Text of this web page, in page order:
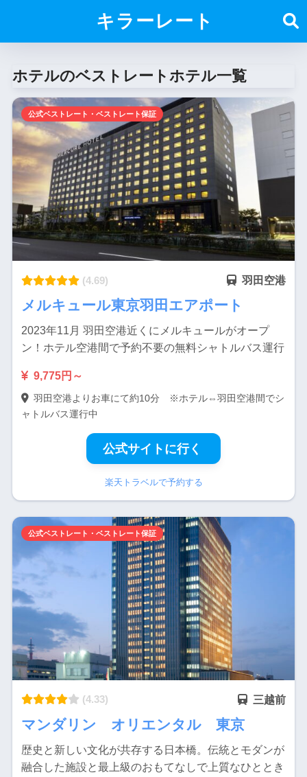
キラーレート
ホテルのベストレートホテル一覧
(4.69) 羽田空港
メルキュール東京羽田エアポート
2023年11月 羽田空港近くにメルキュールがオープ
ン！ホテル空港間で予約不要の無料シャトルバス運行
9,775円～
羽田空港よりお車にて約10分 ※ホテル⇔羽田空港間でシ
ャトルバス運行中
公式サイトに行く
楽天トラベルで予約する
公式ベストレート・ベストレート保証
(4.33) 三越前
マンダリン オリエンタル 東京
歴史と新しい文化が共存する日本橋。伝統とモダンが
融合した施設と最上級のおもてなしで上質なひととき
公式ベストレート・ベストレート保証